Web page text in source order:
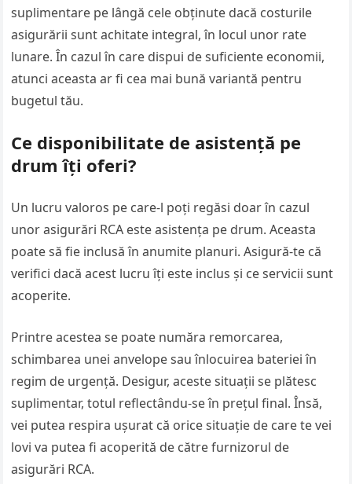
suplimentare pe lângă cele obținute dacă costurile
asigurării sunt achitate integral, în locul unor rate
lunare. În cazul în care dispui de suficiente economii,
atunci aceasta ar fi cea mai bună variantă pentru
bugetul tău.
Ce disponibilitate de asistență pe
drum îți oferi?
Un lucru valoros pe care-l poți regăsi doar în cazul
unor asigurări RCA este asistența pe drum. Aceasta
poate să fie inclusă în anumite planuri. Asigură-te că
verifici dacă acest lucru îți este inclus și ce servicii sunt
acoperite.
Printre acestea se poate număra remorcarea,
schimbarea unei anvelope sau înlocuirea bateriei în
regim de urgență. Desigur, aceste situații se plătesc
suplimentar, totul reflectându-se în prețul final. Însă,
vei putea respira ușurat că orice situație de care te vei
lovi va putea fi acoperită de către furnizorul de
asigurări RCA.